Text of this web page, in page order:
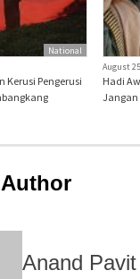
National
Kerusi Pengerusi
August
Hadi
Jangan
Anand Pavit